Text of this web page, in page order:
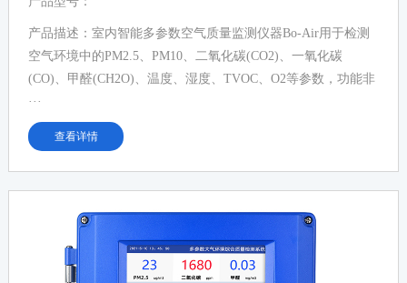
产品描述：室内智能多参数空气质量监测仪器Bo-Air用于检测
空气环境中的PM2.5、PM10、二氧化碳(CO2)、一氧化碳
(CO)、甲醛(CH2O)、温度、湿度、TVOC、O2等参数，功能非
···
查看详情